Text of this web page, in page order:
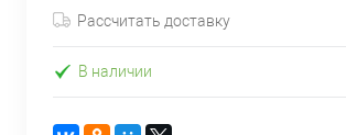
Рассчитать доставку
В наличии